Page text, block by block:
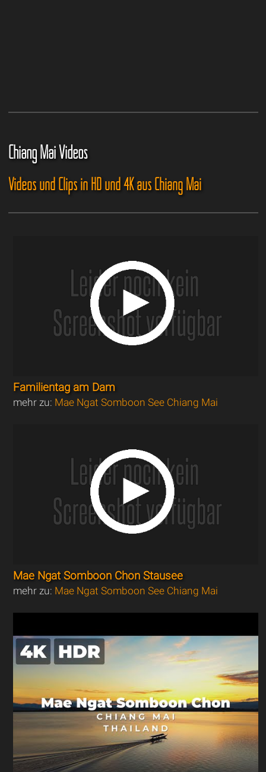
Chiang Mai Videos
Videos und Clips in HD und 4K aus Chiang Mai
Familientag am Dam
mehr zu: Mae Ngat Somboon See Chiang Mai
Mae Ngat Somboon Chon Stausee
mehr zu: Mae Ngat Somboon See Chiang Mai